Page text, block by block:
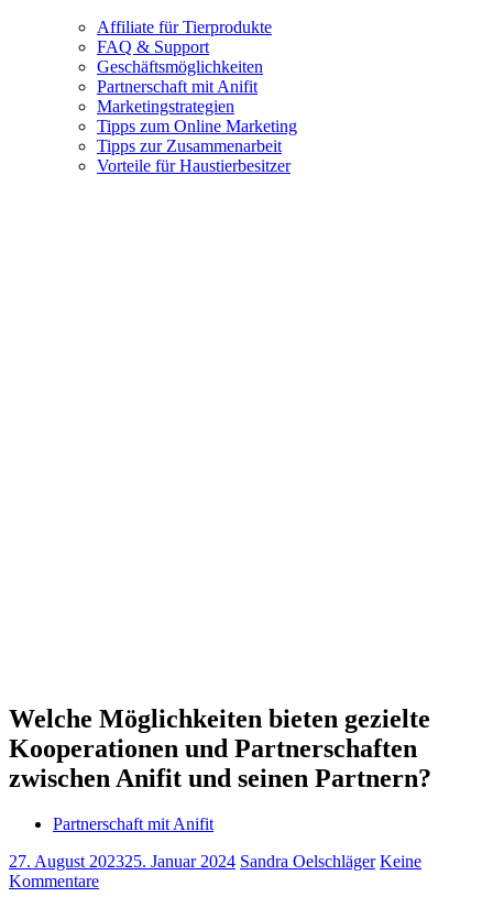
Affiliate für Tierprodukte
FAQ & Support
Geschäftsmöglichkeiten
Partnerschaft mit Anifit
Marketingstrategien
Tipps zum Online Marketing
Tipps zur Zusammenarbeit
Vorteile für Haustierbesitzer
Welche Möglichkeiten bieten gezielte
Kooperationen und Partnerschaften
zwischen Anifit und seinen Partnern?
Partnerschaft mit Anifit
27. August 202325. Januar 2024 Sandra Oelschläger Keine
Kommentare